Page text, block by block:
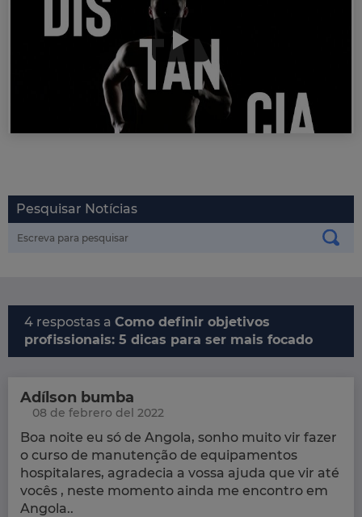
Pesquisar Notícias
4 respostas a Como definir objetivos
profissionais: 5 dicas para ser mais focado
Adílson bumba
08 de febrero del 2022
Boa noite eu só de Angola, sonho muito vir fazer
o curso de manutenção de equipamentos
hospitalares, agradecia a vossa ajuda que vir até
vocês , neste momento ainda me encontro em
Angola..